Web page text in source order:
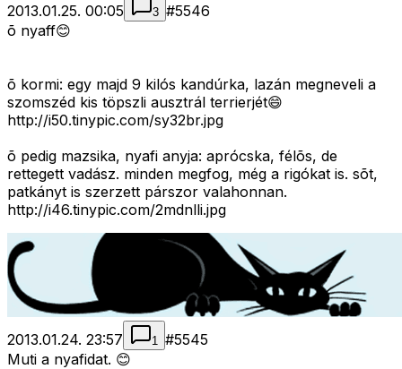
2013.01.25. 00:05 3 #5546
õ nyaff😊
õ kormi: egy majd 9 kilós kandúrka, lazán megneveli a
szomszéd kis töpszli ausztrál terrierjét😄
http://i50.tinypic.com/sy32br.jpg
õ pedig mazsika, nyafi anyja: aprócska, félõs, de
rettegett vadász. minden megfog, még a rigókat is. sõt,
patkányt is szerzett párszor valahonnan.
http://i46.tinypic.com/2mdnlli.jpg
2013.01.24. 23:57 1 #5545
Muti a nyafidat. 😊